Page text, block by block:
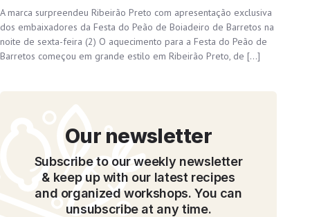
A marca surpreendeu Ribeirão Preto com apresentação exclusiva
dos embaixadores da Festa do Peão de Boiadeiro de Barretos na
noite de sexta-feira (2) O aquecimento para a Festa do Peão de
Barretos começou em grande estilo em Ribeirão Preto, de […]
Our newsletter
Subscribe to our weekly newsletter
& keep up with our latest recipes
and organized workshops. You can
unsubscribe at any time.